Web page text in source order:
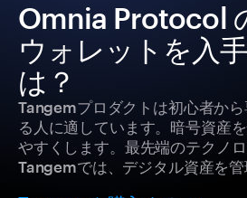
Omnia Protocol
ウォレットを入
は？
Tangemプロダクトは初心者か
る人に適しています。暗号資産
やすくします。最先端のテクノ
Tangemでは、デジタル資産を管